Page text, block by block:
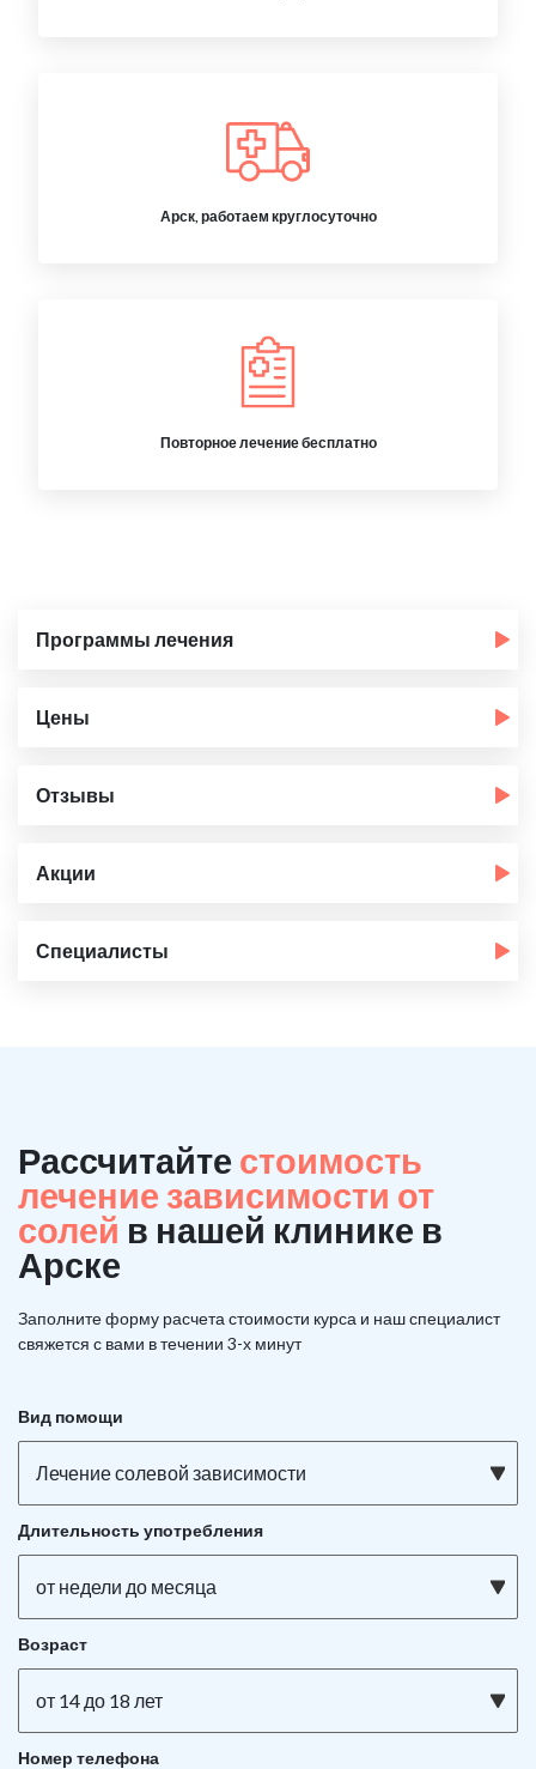
Арск, работаем круглосуточно
Повторное лечение бесплатно
Программы лечения
Цены
Отзывы
Акции
Специалисты
Рассчитайте стоимость
лечение зависимости от
солей в нашей клинике в
Арске
Заполните форму расчета стоимости курса и наш специалист
свяжется с вами в течении 3-х минут
Вид помощи
Лечение солевой зависимости
Длительность употребления
от недели до месяца
Возраст
от 14 до 18 лет
Номер телефона